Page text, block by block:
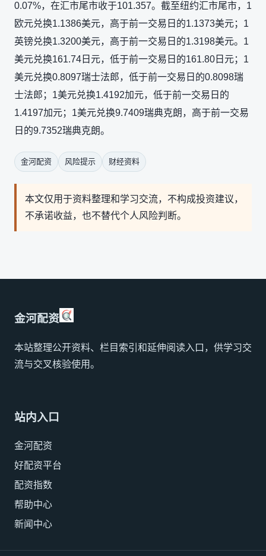
0.07%，在汇市尾市收于101.357。截至纽约汇市尾市，1
欧元兑换1.1386美元，高于前一交易日的1.1373美元；1
英镑兑换1.3200美元，高于前一交易日的1.3198美元。1
美元兑换161.74日元，低于前一交易日的161.80日元；1
美元兑换0.8097瑞士法郎，低于前一交易日的0.8098瑞
士法郎；1美元兑换1.4192加元，低于前一交易日的
1.4197加元；1美元兑换9.7409瑞典克朗，高于前一交易
日的9.7352瑞典克朗。
金河配资 风险提示 财经资料
本文仅用于资料整理和学习交流，不构成投资建议，
不承诺收益，也不替代个人风险判断。
金河配资
本站整理公开资料、栏目索引和延伸阅读入口，供学习交
流与交叉核验使用。
站内入口
金河配资
好配资平台
配资指数
帮助中心
新闻中心